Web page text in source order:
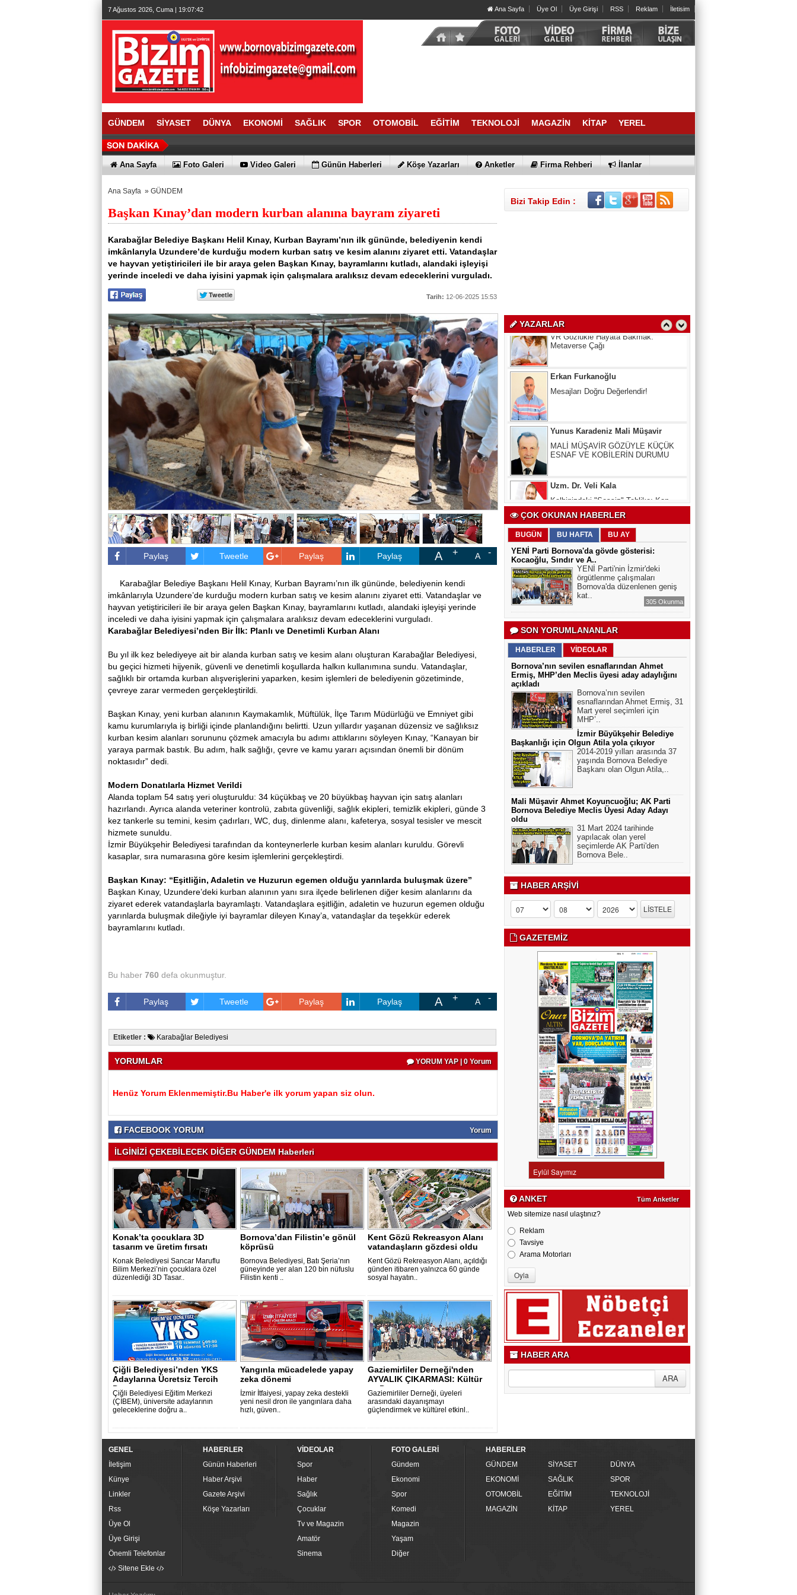
7 Ağustos 2026, Cuma | 19:07:43 Ana Sayfa Üye Ol Üye Girişi RSS Reklam İletisim
GÜNDEM SİYASET DÜNYA EKONOMİ SAĞLIK SPOR OTOMOBİL EĞİTİM TEKNOLOJİ MAGAZİN KİTAP YEREL
Ana Sayfa Foto Galeri Video Galeri Günün Haberleri Köşe Yazarları Anketler Firma Rehberi İlanlar
Ana Sayfa » GÜNDEM
Başkan Kınay’dan modern kurban alanına bayram ziyareti
Karabağlar Belediye Başkanı Helil Kınay, Kurban Bayramı’nın ilk gününde, belediyenin kendi
imkânlarıyla Uzundere’de kurduğu modern kurban satış ve kesim alanını ziyaret etti. Vatandaşlar
ve hayvan yetiştiricileri ile bir araya gelen Başkan Kınay, bayramlarını kutladı, alandaki işleyişi
yerinde inceledi ve daha iyisini yapmak için çalışmalara aralıksız devam edeceklerini vurguladı.
Tarih: 12-06-2025 15:53
Paylaş Tweetle Paylaş Paylaş A A
Karabağlar Belediye Başkanı Helil Kınay, Kurban Bayramı’nın ilk gününde, belediyenin kendi
imkânlarıyla Uzundere’de kurduğu modern kurban satış ve kesim alanını ziyaret etti. Vatandaşlar ve
hayvan yetiştiricileri ile bir araya gelen Başkan Kınay, bayramlarını kutladı, alandaki işleyişi yerinde
inceledi ve daha iyisini yapmak için çalışmalara aralıksız devam edeceklerini vurguladı.
Karabağlar Belediyesi’nden Bir İlk: Planlı ve Denetimli Kurban Alanı
Bu yıl ilk kez belediyeye ait bir alanda kurban satış ve kesim alanı oluşturan Karabağlar Belediyesi,
bu geçici hizmeti hijyenik, güvenli ve denetimli koşullarda halkın kullanımına sundu. Vatandaşlar,
sağlıklı bir ortamda kurban alışverişlerini yaparken, kesim işlemleri de belediyenin gözetiminde,
çevreye zarar vermeden gerçekleştirildi.
Başkan Kınay, yeni kurban alanının Kaymakamlık, Müftülük, İlçe Tarım Müdürlüğü ve Emniyet gibi
kamu kurumlarıyla iş birliği içinde planlandığını belirtti. Uzun yıllardır yaşanan düzensiz ve sağlıksız
kurban kesim alanları sorununu çözmek amacıyla bu adımı attıklarını söyleyen Kınay, “Kanayan bir
yaraya parmak bastık. Bu adım, halk sağlığı, çevre ve kamu yararı açısından önemli bir dönüm
noktasıdır” dedi.
Modern Donatılarla Hizmet Verildi
Alanda toplam 54 satış yeri oluşturuldu: 34 küçükbaş ve 20 büyükbaş hayvan için satış alanları
hazırlandı. Ayrıca alanda veteriner kontrolü, zabıta güvenliği, sağlık ekipleri, temizlik ekipleri, günde 3
kez tankerle su temini, kesim çadırları, WC, duş, dinlenme alanı, kafeterya, sosyal tesisler ve mescit
hizmete sunuldu.
İzmir Büyükşehir Belediyesi tarafından da konteynerlerle kurban kesim alanları kuruldu. Görevli
kasaplar, sıra numarasına göre kesim işlemlerini gerçekleştirdi.
Başkan Kınay: “Eşitliğin, Adaletin ve Huzurun egemen olduğu yarınlarda buluşmak üzere”
Başkan Kınay, Uzundere’deki kurban alanının yanı sıra ilçede belirlenen diğer kesim alanlarını da
ziyaret ederek vatandaşlarla bayramlaştı. Vatandaşlara eşitliğin, adaletin ve huzurun egemen olduğu
yarınlarda buluşmak dileğiyle iyi bayramlar dileyen Kınay’a, vatandaşlar da teşekkür ederek
bayramlarını kutladı.
Bu haber 760 defa okunmuştur.
Paylaş Tweetle Paylaş Paylaş A A
Etiketler : Karabağlar Belediyesi
YORUMLAR YORUM YAP | 0 Yorum
Henüz Yorum Eklenmemiştir.Bu Haber'e ilk yorum yapan siz olun.
FACEBOOK YORUM Yorum
İLGİNİZİ ÇEKEBİLECEK DİĞER GÜNDEM Haberleri
Konak’ta çocuklara 3D
tasarım ve üretim fırsatı
Konak Belediyesi Sancar Maruflu
Bilim Merkezi’nin çocuklara özel
düzenlediği 3D Tasar..
Bornova’dan Filistin’e gönül
köprüsü
Bornova Belediyesi, Batı Şeria’nın
güneyinde yer alan 120 bin nüfuslu
Filistin kenti ..
Kent Gözü Rekreasyon Alanı
vatandaşların gözdesi oldu
Kent Gözü Rekreasyon Alanı, açıldığı
günden itibaren yalnızca 60 günde
sosyal hayatın..
Çiğli Belediyesi’nden YKS
Adaylarına Ücretsiz Tercih
Danışma..
Çiğli Belediyesi Eğitim Merkezi
(ÇİBEM), üniversite adaylarının
geleceklerine doğru a..
Yangınla mücadelede yapay
zeka dönemi
İzmir İtfaiyesi, yapay zeka destekli
yeni nesil dron ile yangınlara daha
hızlı, güven..
Gaziemirliler Derneği'nden
AYVALIK ÇIKARMASI: Kültür
ve Dost..
Gaziemirliler Derneği, üyeleri
arasındaki dayanışmayı
güçlendirmek ve kültürel etkinl..
Bizi Takip Edin :
YAZARLAR
Arslan Keskin
ELEKTRİKLİ SCOOTERLAR
YASAKLANMALI MI? GÜVENLİK Mİ,
BÜLENT DEĞİRMENCİ
2021 YAZINDAN NE ÖĞRENDİK?
Metaverse Çağı
Erkan Furkanoğlu
Uzm. Dr. Veli Kala
ELEKTRİKLİ SCOOTERLAR
YASAKLANMALI MI? GÜVENLİK Mİ,
ÖZGÜRLÜK MÜ?
ÇOK OKUNAN HABERLER
BUGÜN BU HAFTA BU AY
YENİ Parti Bornova'da gövde gösterisi:
Kocaoğlu, Sındır ve A..
YENİ Parti'nin İzmir'deki
örgütlenme çalışmaları
Bornova'da düzenlenen geniş
kat..
305 Okunma
SON YORUMLANANLAR
HABERLER VİDEOLAR
Bornova’nın sevilen esnaflarından Ahmet
Ermiş, MHP’den Meclis üyesi aday adaylığını
açıkladı
Bornova’nın sevilen
esnaflarından Ahmet Ermiş, 31
Mart yerel seçimleri için
MHP’..
İzmir Büyükşehir Belediye
Başkanlığı için Olgun Atila yola çıkıyor
2014-2019 yılları arasında 37
yaşında Bornova Belediye
Başkanı olan Olgun Atila,..
Mali Müşavir Ahmet Koyuncuoğlu; AK Parti
Bornova Belediye Meclis Üyesi Aday Adayı
oldu
31 Mart 2024 tarihinde
yapılacak olan yerel
seçimlerde AK Parti'den
Bornova Bele..
HABER ARŞİVİ
GAZETEMİZ
ANKET Tüm Anketler
Web sitemize nasıl ulaştınız?
Reklam
Tavsiye
Arama Motorları
HABER ARA
GENEL
İletişim
Künye
Linkler
Rss
Üye Ol
Üye Girişi
Önemli Telefonlar
Sitene Ekle
HABERLER
Günün Haberleri
Haber Arşivi
Gazete Arşivi
Köşe Yazarları
VİDEOLAR
Spor
Haber
Sağlık
Çocuklar
Tv ve Magazin
Amatör
Sinema
FOTO GALERİ
Gündem
Ekonomi
Spor
Komedi
Magazin
Yaşam
Diğer
HABERLER
GÜNDEM
SİYASET
DÜNYA
EKONOMİ
SAĞLIK
SPOR
OTOMOBİL
EĞİTİM
TEKNOLOJİ
MAGAZİN
KİTAP YEREL